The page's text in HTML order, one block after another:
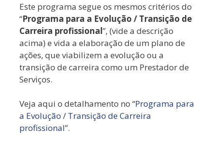
Este programa segue os mesmos critérios do
“Programa para a Evolução / Transição de
Carreira profissional”, (vide a descrição
acima) e vida a elaboração de um plano de
ações, que viabilizem a evolução ou a
transição de carreira como um Prestador de
Serviços.
Veja aqui o detalhamento no “Programa para
a Evolução / Transição de Carreira
profissional”.